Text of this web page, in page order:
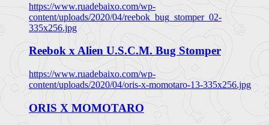
https://www.ruadebaixo.com/wp-
content/uploads/2020/04/reebok_bug_stomper_02-
335x256.jpg
Reebok x Alien U.S.C.M. Bug Stomper
https://www.ruadebaixo.com/wp-
content/uploads/2020/04/oris-x-momotaro-13-335x256.jpg
ORIS X MOMOTARO